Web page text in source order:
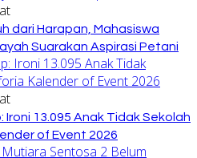
dari Harapan, Mahasiswa
Suarakan Aspirasi Petani
Ironi 13.095 Anak Tidak Sekolah
of Event 2026